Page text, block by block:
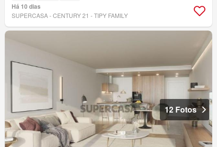
Há 10 dias
SUPERCASA - CENTURY 21 - TIPY FAMILY
12 Fotos